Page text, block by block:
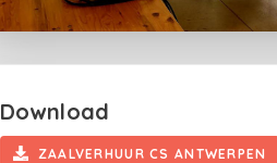
Download
ZAALVERHUUR CS ANTWERPEN